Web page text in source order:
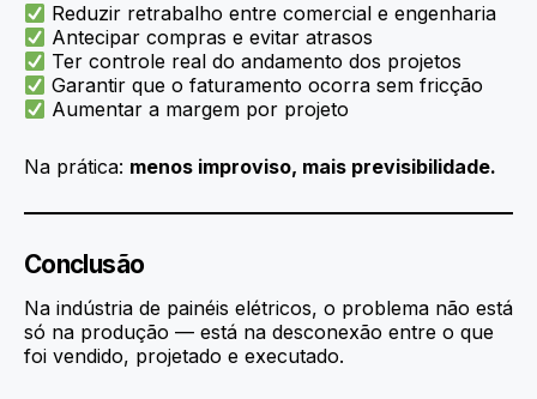
Reduzir retrabalho entre comercial e engenharia
Antecipar compras e evitar atrasos
Ter controle real do andamento dos projetos
Garantir que o faturamento ocorra sem fricção
Aumentar a margem por projeto
Na prática: menos improviso, mais previsibilidade.
Conclusão
Na indústria de painéis elétricos, o problema não está
só na produção — está na desconexão entre o que
foi vendido, projetado e executado.